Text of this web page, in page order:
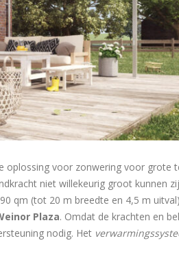
oplossing voor zonwering voor grote
niet willekeurig groot kunnen
qm (tot 20 m breedte en 4,5 m
Plaza. Omdat de krachten en
nodig. Het